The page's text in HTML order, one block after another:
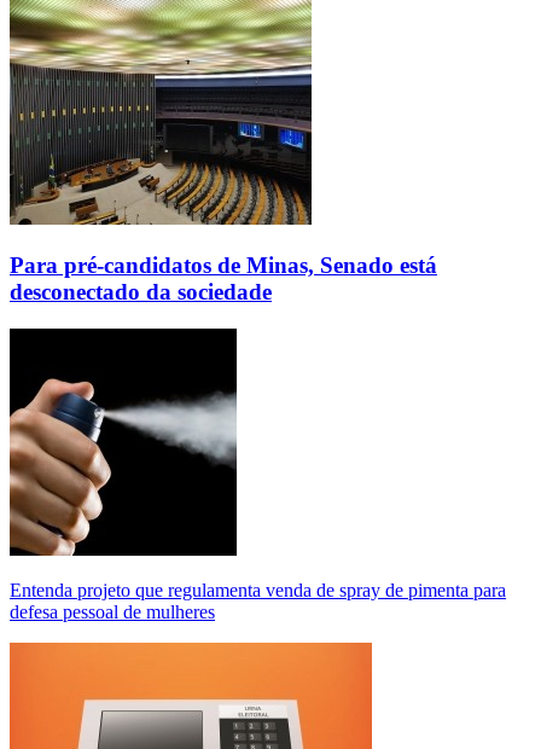
Para pré-candidatos de Minas, Senado está
desconectado da sociedade
Entenda projeto que regulamenta venda de spray de pimenta para
defesa pessoal de mulheres